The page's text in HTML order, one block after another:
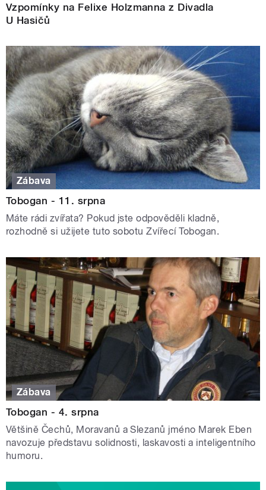
Vzpomínky na Felixe Holzmanna z Divadla
U Hasičů
Zábava
Tobogan - 11. srpna
Máte rádi zvířata? Pokud jste odpověděli kladně,
rozhodně si užijete tuto sobotu Zvířecí Tobogan.
Zábava
Tobogan - 4. srpna
Většině Čechů, Moravanů a Slezanů jméno Marek Eben
navozuje představu solidnosti, laskavosti a inteligentního
humoru.